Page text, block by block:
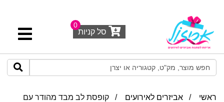
סל קניות
0
ראשי / אביזרים לאירועים / קופסת לב מבד מהודר עם